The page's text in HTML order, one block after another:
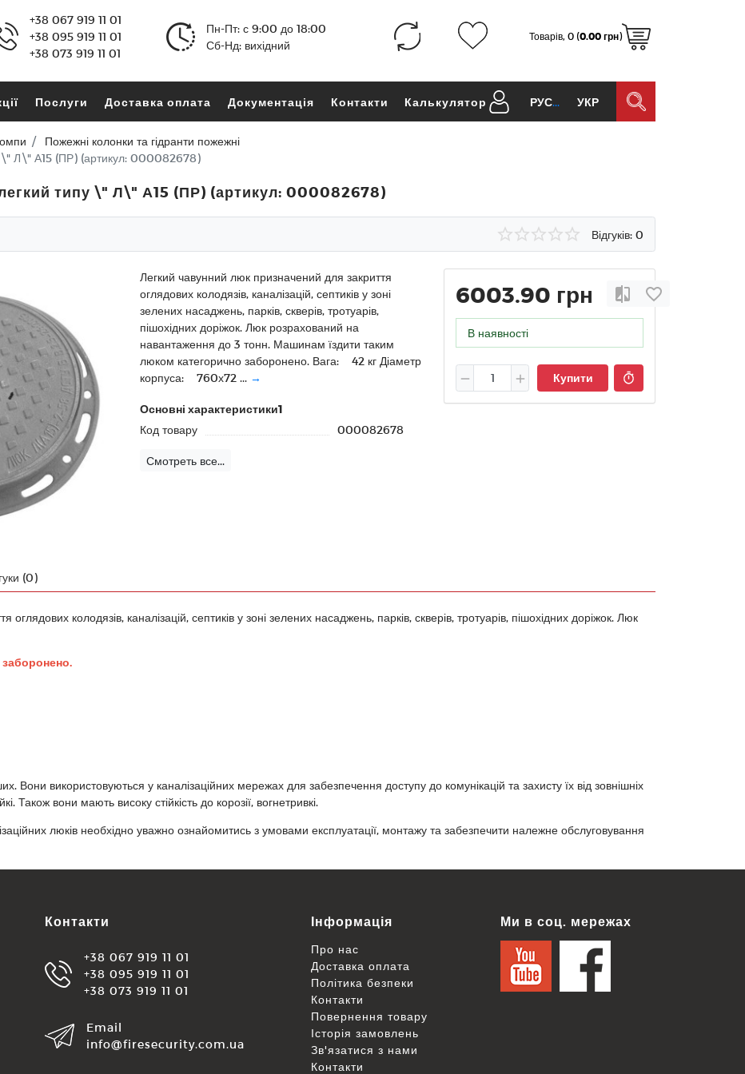
+38 067 919 11 01
+38 095 919 11 01
+38 073 919 11 01
Пн-Пт: с 9:00 до 18:00
Сб-Нд: вихідний
Товарів, 0 (0.00 грн)
Послуги Доставка оплата Документація Контакти Калькулятор РУС УКР
Пожежні колонки та гідранти пожежні
\" Л\" А15 (ПР) (артикул: 000082678)
типу \" Л\" А15 (ПР) (артикул: 000082678)
Відгуків: 0
6003.90 грн
В наявності
Купити
Легкий чавунний люк призначений для закриття
оглядових колодязів, каналізацій, септиків у зоні
зелених насаджень, парків, скверів, тротуарів,
пішохідних доріжок. Люк розрахований на
навантаження до 3 тонн. Машинам їздити таким
люком категорично заборонено. Вага: 42 кг Діаметр
корпуса: 760х72 ... →
Основні характеристики1
Код товару
000082678
Смотреть все...
(0)
колодязів, каналізацій, септиків у зоні зелених насаджень, парків, скверів, тротуарів, пішохідних доріжок. Люк
Вони використовуються у каналізаційних мережах для забезпечення доступу до комунікацій та захисту їх від зовнішніх
Також вони мають високу стійкість до корозії, вогнетривкі.
люків необхідно уважно ознайомитись з умовами експлуатації, монтажу та забезпечити належне обслуговування
Контакти
+38 067 919 11 01
+38 095 919 11 01
+38 073 919 11 01
Email
info@firesecurity.com.ua
Інформація
Про нас
Доставка оплата
Політика безпеки
Контакти
Повернення товару
Історія замовлень
Зв'язатися з нами
Контакти
Ми в соц. мережах